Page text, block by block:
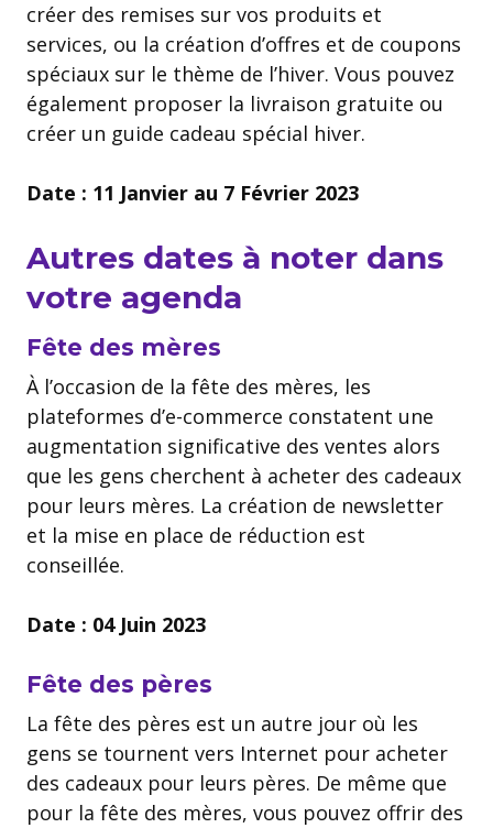
créer des remises sur vos produits et
services, ou la création d’offres et de coupons
spéciaux sur le thème de l’hiver. Vous pouvez
également proposer la livraison gratuite ou
créer un guide cadeau spécial hiver.
Date : 11 Janvier au 7 Février 2023
Autres dates à noter dans
votre agenda
Fête des mères
À l’occasion de la fête des mères, les
plateformes d’e-commerce constatent une
augmentation significative des ventes alors
que les gens cherchent à acheter des cadeaux
pour leurs mères. La création de newsletter
et la mise en place de réduction est
conseillée.
Date : 04 Juin 2023
Fête des pères
La fête des pères est un autre jour où les
gens se tournent vers Internet pour acheter
des cadeaux pour leurs pères. De même que
pour la fête des mères, vous pouvez offrir des